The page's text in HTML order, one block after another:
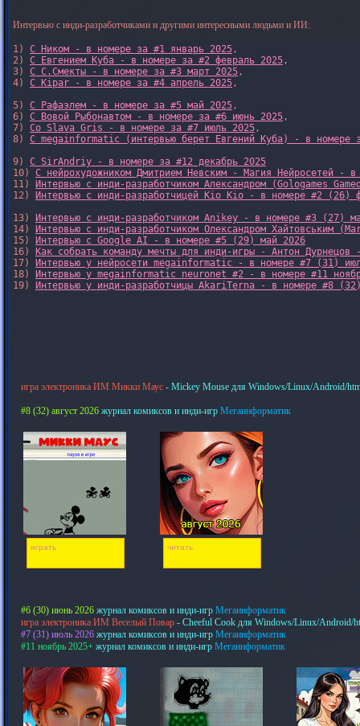
Интервью с инди-разработчиками и другими интересными людьми и ИИ:
1) С Ником - в номере за #1 январь 2025,
2) С Евгением Куба - в номере за #2 февраль 2025,
3) С С.Смекты - в номере за #3 март 2025,
4) С Kipar - в номере за #4 апрель 2025,
5) С Рафаэлем - в номере за #5 май 2025,
6) С Вовой Рыбонавтом - в номере за #6 июнь 2025,
7) Со Slava Gris - в номере за #7 июль 2025,
8) С megainformatic (интервью берет Евгений Куба) - в номере
9) С SirAndriy - в номере за #12 декабрь 2025
10) С нейрохудожником Дмитрием Невским - Магия Нейросетей -
11)
Интервью с инди-разработчиком Александром (Gologames
12)
Интервью с инди-разработчицей Kio Kio - в номере #2 (26)
13)
Интервью с инди-разработчиком Anikey - в номере #3 (27)
14)
Интервью с инди-разработчиком Олександром Хайтовським
15)
Интервью с Google AI - в номере #5 (29) май 2026
16)
Как собрать команду мечты для инди-игры - Антон
17)
Интервью у нейросети megainformatic - в номере #7 (31)
18)
Интервью у megainformatic neuronet #2 - в номере #11
19)
Интервью у инди-разработчицы AkariTerna - в номере #8
игра электроника ИМ Микки Маус - Mickey Mouse для Windows/Linux/Android/
#8 (32) август 2026 журнал комиксов и инди-игр Мегаинформатик
играть читать
#6 (30) июнь 2026 журнал комиксов и инди-игр Мегаинформатик
игра электроника ИМ Веселый Повар - Cheeful Cook для Windows/Linux/Android/
#7 (31) июль 2026 журнал комиксов и инди-игр Мегаинформатик
#11 ноябрь 2025+ журнал комиксов и инди-игр Мегаинформатик